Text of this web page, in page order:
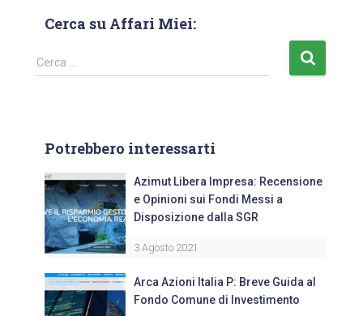
Cerca su Affari Miei:
Cerca …
Potrebbero interessarti
Azimut Libera Impresa: Recensione
e Opinioni sui Fondi Messi a
Disposizione dalla SGR
3 Agosto 2021
Arca Azioni Italia P: Breve Guida al
Fondo Comune di Investimento